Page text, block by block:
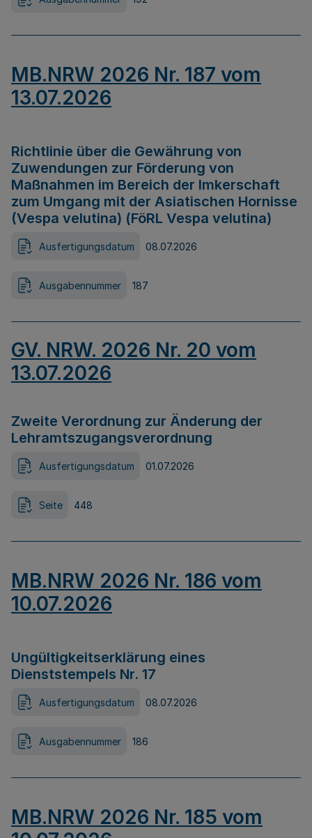
MB.NRW 2026 Nr. 187 vom
13.07.2026
Richtlinie über die Gewährung von
Zuwendungen zur Förderung von
Maßnahmen im Bereich der Imkerschaft
zum Umgang mit der Asiatischen Hornisse
(Vespa velutina) (FöRL Vespa velutina)
Ausfertigungsdatum 08.07.2026
Ausgabennummer 187
GV. NRW. 2026 Nr. 20 vom
13.07.2026
Zweite Verordnung zur Änderung der
Lehramtszugangsverordnung
Ausfertigungsdatum 01.07.2026
Seite 448
MB.NRW 2026 Nr. 186 vom
10.07.2026
Ungültigkeitserklärung eines
Dienststempels Nr. 17
Ausfertigungsdatum 08.07.2026
Ausgabennummer 186
MB.NRW 2026 Nr. 185 vom